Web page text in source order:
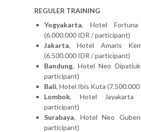
REGULER TRAINING
Yogyakarta, Hotel Fortuna
(6.000.000 IDR / participant)
Jakarta, Hotel Amaris
(6.500.000 IDR / participant)
Bandung, Hotel Neo
participant)
Bali, Hotel Ibis Kuta
Lombok, Hotel Jayakarta
participant)
Surabaya, Hotel Neo
participant)